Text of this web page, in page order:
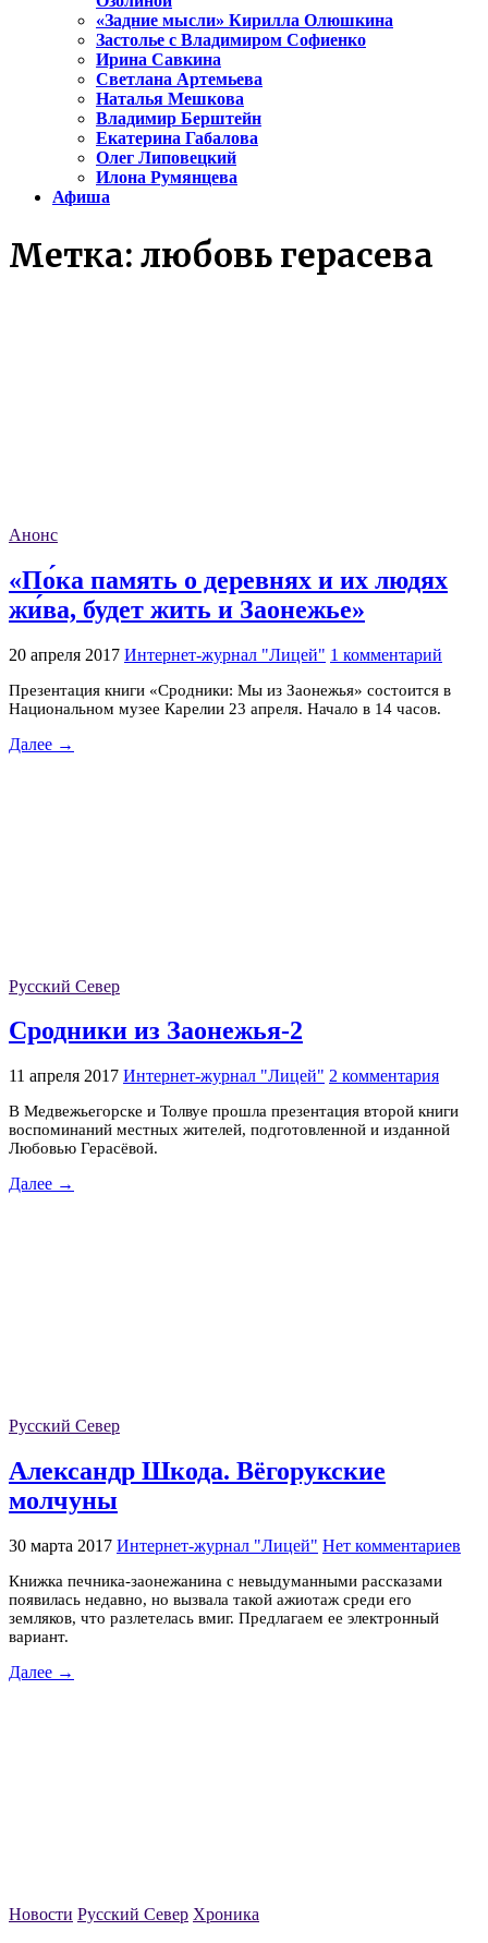
«Задние мысли» Кирилла Олюшкина
Застолье с Владимиром Софиенко
Ирина Савкина
Светлана Артемьева
Наталья Мешкова
Владимир Берштейн
Екатерина Габалова
Олег Липовецкий
Илона Румянцева
Афиша
Метка: любовь герасева
Анонс
«По́ка память о деревнях и их людях
жи́ва, будет жить и Заонежье»
20 апреля 2017 Интернет-журнал "Лицей" 1 комментарий
Презентация книги «Сродники: Мы из Заонежья» состоится в
Национальном музее Карелии 23 апреля. Начало в 14 часов.
Далее →
Русский Север
Сродники из Заонежья-2
11 апреля 2017 Интернет-журнал "Лицей" 2 комментария
В Медвежьегорске и Толвуе прошла презентация второй книги
воспоминаний местных жителей, подготовленной и изданной
Любовью Герасёвой.
Далее →
Русский Север
Александр Шкода. Вёгорукские
молчуны
30 марта 2017 Интернет-журнал "Лицей" Нет комментариев
Книжка печника-заонежанина с невыдуманными рассказами
появилась недавно, но вызвала такой ажиотаж среди его
земляков, что разлетелась вмиг. Предлагаем ее электронный
вариант.
Далее →
Новости Русский Север Хроника